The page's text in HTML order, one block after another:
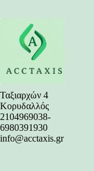
περιεχόμενο
Ταξιαρχών 4
Κορυδαλλός
2104969038-
6980391930
info@acctaxis.gr